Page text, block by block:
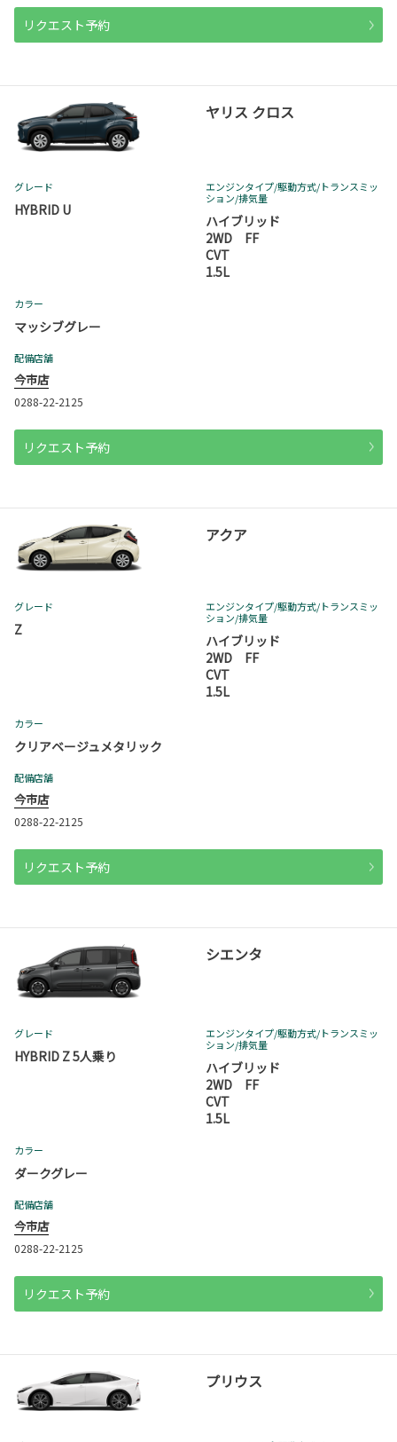
リクエスト予約
ヤリス クロス
グレード
HYBRID U
エンジンタイプ/駆動方式/トランスミッ
ション/排気量
ハイブリッド
2WD FF
CVT
1.5L
カラー
マッシブグレー
配備店舗
今市店
0288-22-2125
リクエスト予約
アクア
グレード
Z
エンジンタイプ/駆動方式/トランスミッ
ション/排気量
ハイブリッド
2WD FF
CVT
1.5L
カラー
クリアベージュメタリック
配備店舗
今市店
0288-22-2125
リクエスト予約
シエンタ
グレード
HYBRID Z 5人乗り
エンジンタイプ/駆動方式/トランスミッ
ション/排気量
ハイブリッド
2WD FF
CVT
1.5L
カラー
ダークグレー
配備店舗
今市店
0288-22-2125
リクエスト予約
プリウス